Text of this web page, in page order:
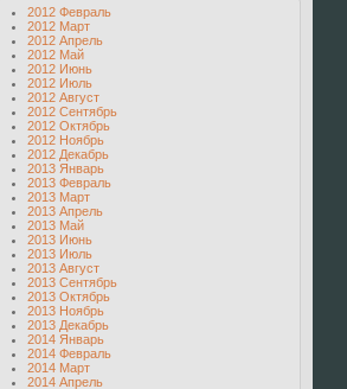
2012 Февраль
2012 Март
2012 Апрель
2012 Май
2012 Июнь
2012 Июль
2012 Август
2012 Сентябрь
2012 Октябрь
2012 Ноябрь
2012 Декабрь
2013 Январь
2013 Февраль
2013 Март
2013 Апрель
2013 Май
2013 Июнь
2013 Июль
2013 Август
2013 Сентябрь
2013 Октябрь
2013 Ноябрь
2013 Декабрь
2014 Январь
2014 Февраль
2014 Март
2014 Апрель